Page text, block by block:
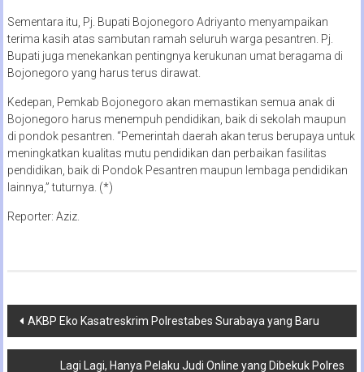
Sementara itu, Pj. Bupati Bojonegoro Adriyanto menyampaikan
terima kasih atas sambutan ramah seluruh warga pesantren. Pj.
Bupati juga menekankan pentingnya kerukunan umat beragama di
Bojonegoro yang harus terus dirawat.
Kedepan, Pemkab Bojonegoro akan memastikan semua anak di
Bojonegoro harus menempuh pendidikan, baik di sekolah maupun
di pondok pesantren. “Pemerintah daerah akan terus berupaya untuk
meningkatkan kualitas mutu pendidikan dan perbaikan fasilitas
pendidikan, baik di Pondok Pesantren maupun lembaga pendidikan
lainnya,” tuturnya. (*)
Reporter: Aziz.
Navigasi
pos
AKBP Eko Kasatreskrim Polrestabes Surabaya yang Baru
Lagi Lagi, Hanya Pelaku Judi Online yang Dibekuk Polres